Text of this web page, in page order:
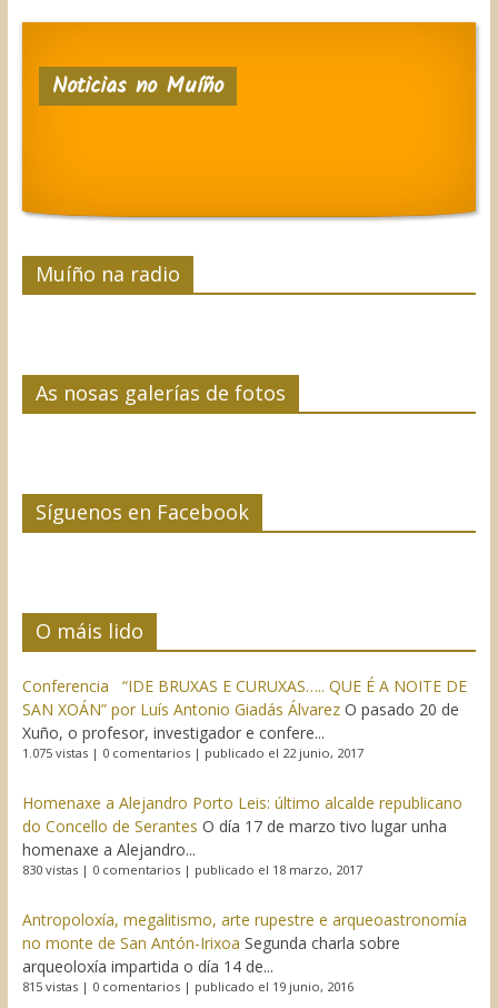
Noticias no Muíño
Muíño na radio
As nosas galerías de fotos
Síguenos en Facebook
O máis lido
Conferencia “IDE BRUXAS E CURUXAS….. QUE É A NOITE DE
SAN XOÁN” por Luís Antonio Giadás Álvarez O pasado 20 de
Xuño, o profesor, investigador e confere...
1.075 vistas| 0 comentarios| publicado el 22 junio, 2017
Homenaxe a Alejandro Porto Leis: último alcalde republicano
do Concello de Serantes O día 17 de marzo tivo lugar unha
homenaxe a Alejandro...
830 vistas| 0 comentarios| publicado el 18 marzo, 2017
Antropoloxía, megalitismo, arte rupestre e arqueoastronomía
no monte de San Antón-Irixoa Segunda charla sobre
arqueoloxía impartida o día 14 de...
815 vistas| 0 comentarios| publicado el 19 junio, 2016